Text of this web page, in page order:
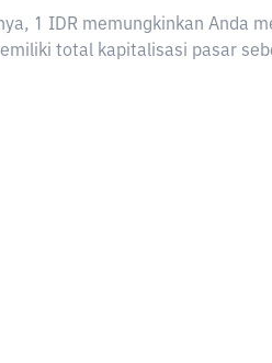
1 IDR memungkinkan Anda
total kapitalisasi pasar